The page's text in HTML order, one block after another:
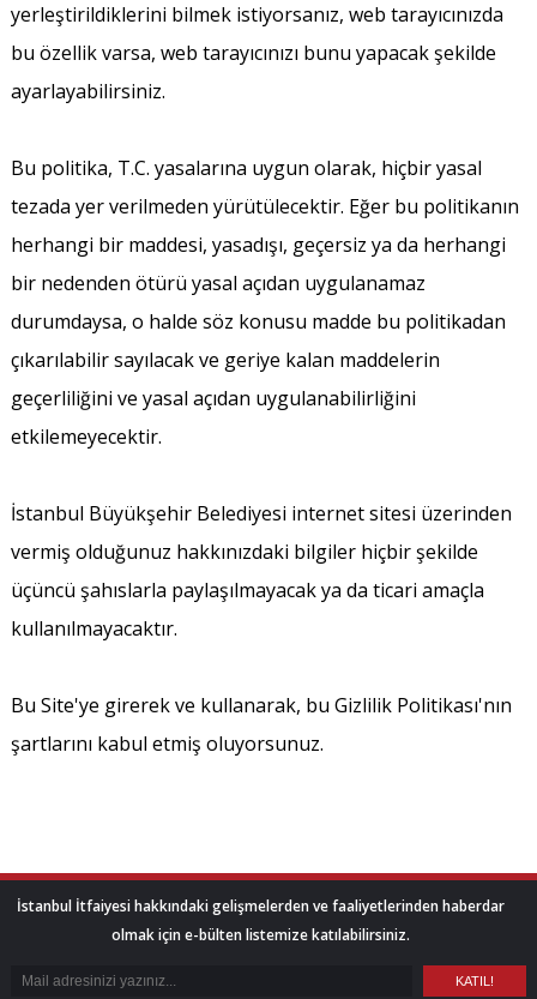
yerleştirildiklerini bilmek istiyorsanız, web tarayıcınızda
bu özellik varsa, web tarayıcınızı bunu yapacak şekilde
ayarlayabilirsiniz.
Bu politika, T.C. yasalarına uygun olarak, hiçbir yasal
tezada yer verilmeden yürütülecektir. Eğer bu politikanın
herhangi bir maddesi, yasadışı, geçersiz ya da herhangi
bir nedenden ötürü yasal açıdan uygulanamaz
durumdaysa, o halde söz konusu madde bu politikadan
çıkarılabilir sayılacak ve geriye kalan maddelerin
geçerliliğini ve yasal açıdan uygulanabilirliğini
etkilemeyecektir.
İstanbul Büyükşehir Belediyesi internet sitesi üzerinden
vermiş olduğunuz hakkınızdaki bilgiler hiçbir şekilde
üçüncü şahıslarla paylaşılmayacak ya da ticari amaçla
kullanılmayacaktır.
Bu Site'ye girerek ve kullanarak, bu Gizlilik Politikası'nın
şartlarını kabul etmiş oluyorsunuz.
İstanbul İtfaiyesi hakkındaki gelişmelerden ve faaliyetlerinden haberdar
olmak için e-bülten listemize katılabilirsiniz.